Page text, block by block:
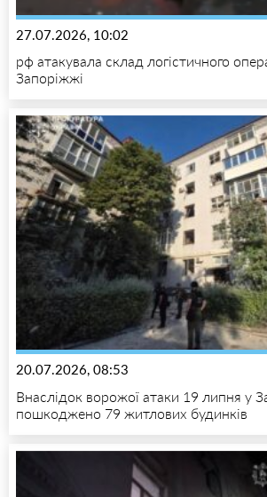
27.07.2026, 10:02
рф атакувала склад логістичного
Запоріжжі
20.07.2026, 08:53
Внаслідок ворожої атаки 19 липня у
пошкоджено 79 житлових будинків